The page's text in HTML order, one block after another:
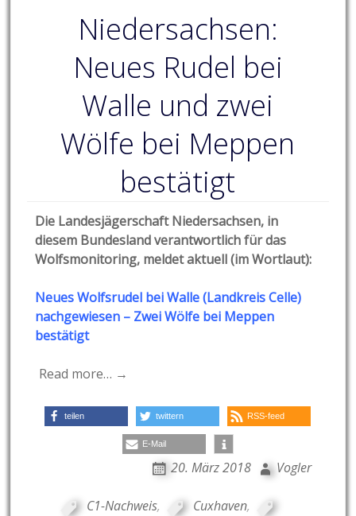
Niedersachsen:
Neues Rudel bei
Walle und zwei
Wölfe bei Meppen
bestätigt
Die Landesjägerschaft Niedersachsen, in
diesem Bundesland verantwortlich für das
Wolfsmonitoring, meldet aktuell (im Wortlaut):
Neues Wolfsrudel bei Walle (Landkreis Celle)
nachgewiesen – Zwei Wölfe bei Meppen
bestätigt
Read more… →
teilen twittern RSS-feed
E-Mail
20. März 2018 Vogler
C1-Nachweis, Cuxhaven,